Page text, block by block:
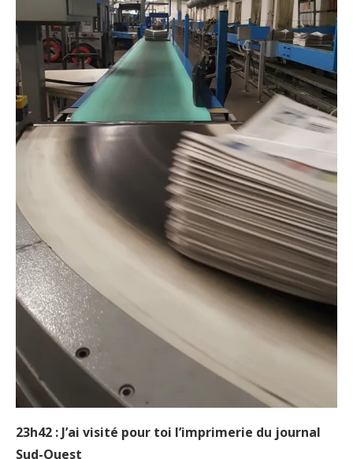
23h42 : J’ai visité pour toi l’imprimerie du journal
Sud-Ouest